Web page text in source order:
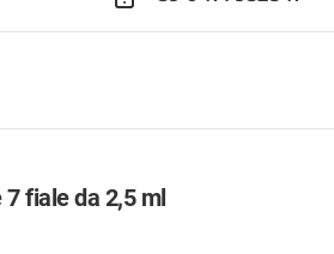
fiale da 2,5 ml